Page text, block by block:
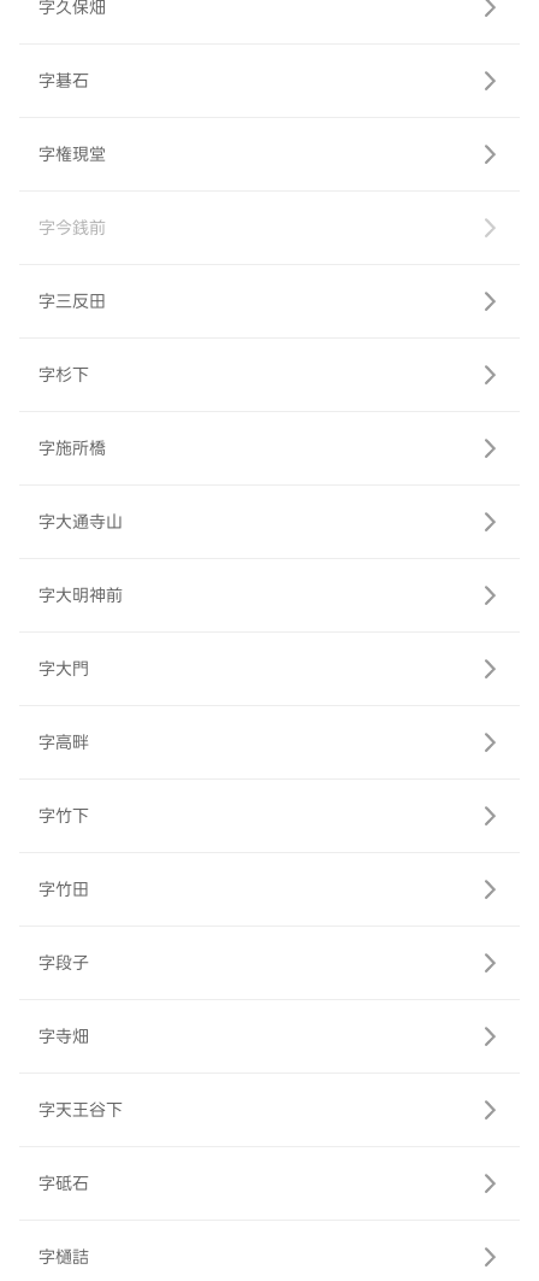
字久保畑
字碁石
字権現堂
字今銭前
字三反田
字杉下
字施所橋
字大通寺山
字大明神前
字大門
字高畔
字竹下
字竹田
字段子
字寺畑
字天王谷下
字砥石
字樋詰